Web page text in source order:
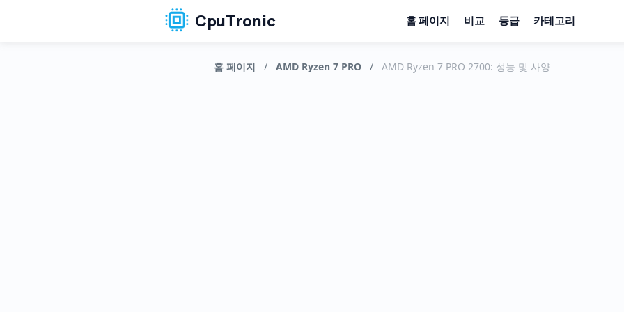
CpuTronic 홈 페이지 비교 등급 카테고리
홈 페이지 / AMD Ryzen 7 PRO / AMD Ryzen 7 PRO 2700: 성능 및 사양